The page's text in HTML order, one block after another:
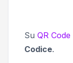
Su QR Code
Codice.